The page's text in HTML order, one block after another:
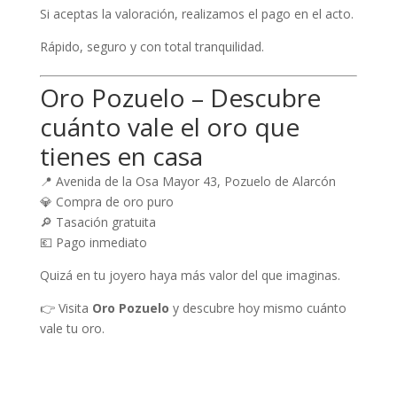
Si aceptas la valoración, realizamos el pago en el acto.
Rápido, seguro y con total tranquilidad.
Oro Pozuelo – Descubre
cuánto vale el oro que
tienes en casa
📍 Avenida de la Osa Mayor 43, Pozuelo de Alarcón
💎 Compra de oro puro
🔎 Tasación gratuita
💶 Pago inmediato
Quizá en tu joyero haya más valor del que imaginas.
👉 Visita Oro Pozuelo y descubre hoy mismo cuánto
vale tu oro.